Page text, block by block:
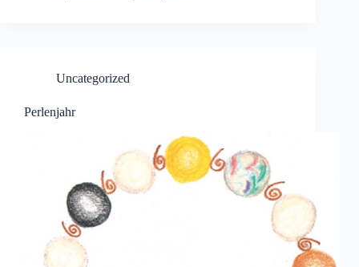
Uncategorized
Perlenjahr